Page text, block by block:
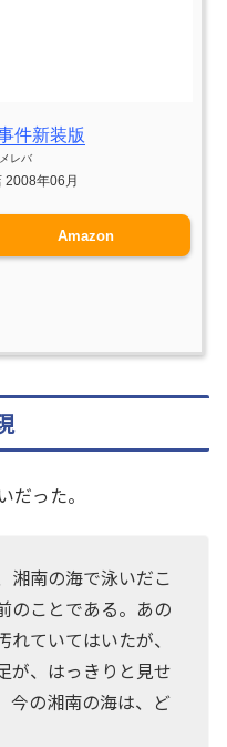
件新装版
レバ
2008年06月
Amazon
だった。
湘南の海で泳いだこ
のことである。あの
ていてはいたが、
が、はっきりと見せ
今の湘南の海は、ど